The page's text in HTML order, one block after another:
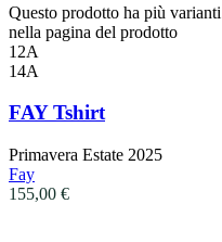
Questo prodotto ha più
nella pagina del prodotto
12A
14A
FAY Tshirt
Primavera Estate 2025
Fay
155,00 €